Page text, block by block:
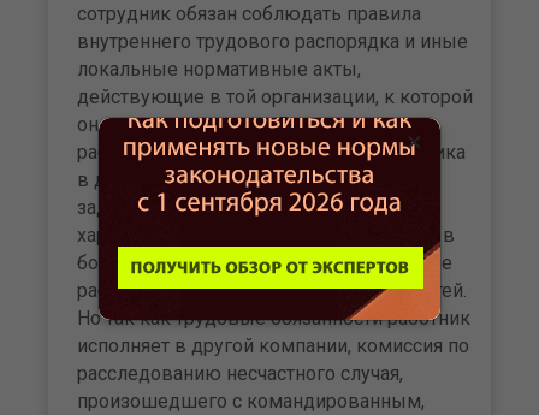
сотрудник обязан соблюдать правила
внутреннего трудового распорядка и иные
локальные нормативные акты,
действующие в той организации, к которой
он прикомандирован. Во втором случае
работода­тель, направляя своего работни­ка
в другую организацию, дает служебное
задание, имеющее конкретные
характеристики и параметры. Значит, он в
боль­шей мере ответствен за испол­нение
работником своих трудо­вых обязанностей.
Но так как трудовые обязанности работник
исполняет в другой компании, комиссия по
расследованию не­счастного случая,
произошедше­го с командированным,
×